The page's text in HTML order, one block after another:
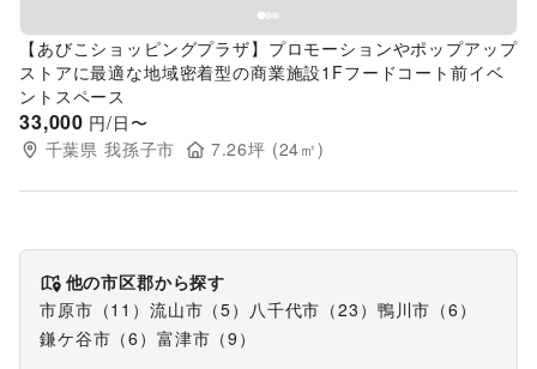
【あびこショッピングプラザ】プロモーションやポップアップ
ストアに最適な地域密着型の商業施設1Fフードコート前イベ
ントスペース
33,000 円/日〜
千葉県 我孫子市 7.26坪 (24㎡)
他の市区郡から探す
市原市 （11 ） 流山市 （5） 八千代市 （23 ） 鴨川市 （6 ）
鎌ケ谷市 （6 ） 富津市 （9 ）